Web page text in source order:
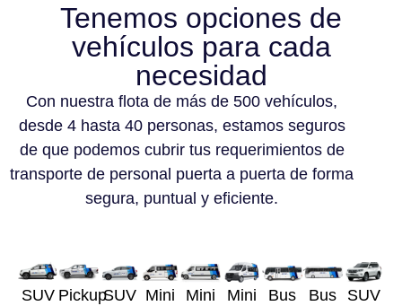
Tenemos opciones de
vehículos para cada
necesidad
Con nuestra flota de más de 500 vehículos,
desde 4 hasta 40 personas, estamos seguros
de que podemos cubrir tus requerimientos de
transporte de personal puerta a puerta de forma
segura, puntual y eficiente.
SUV PickupSUV Mini
Mini
Mini
Bus
Bus
SUV